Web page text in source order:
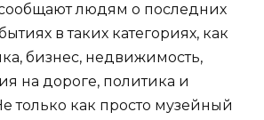
людям о последних
в таких категориях, как
бизнес, недвижимость,
на дороге, политика и
только как просто музейный